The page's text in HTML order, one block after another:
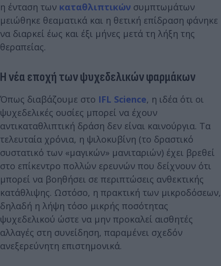
η ένταση των καταθλιπτικών συμπτωμάτων
μειώθηκε θεαματικά και η θετική επίδραση φάνηκε
να διαρκεί έως και έξι μήνες μετά τη λήξη της
θεραπείας.
Η νέα εποχή των ψυχεδελικών φαρμάκων
Όπως διαβάζουμε στο IFL Science, η ιδέα ότι οι
ψυχεδελικές ουσίες μπορεί να έχουν
αντικαταθλιπτική δράση δεν είναι καινούργια. Τα
τελευταία χρόνια, η ψιλοκυβίνη (το δραστικό
συστατικό των «μαγικών» μανιταριών) έχει βρεθεί
στο επίκεντρο πολλών ερευνών που δείχνουν ότι
μπορεί να βοηθήσει σε περιπτώσεις ανθεκτικής
κατάθλιψης. Ωστόσο, η πρακτική των μικροδόσεων,
δηλαδή η λήψη τόσο μικρής ποσότητας
ψυχεδελικού ώστε να μην προκαλεί αισθητές
αλλαγές στη συνείδηση, παραμένει σχεδόν
ανεξερεύνητη επιστημονικά.